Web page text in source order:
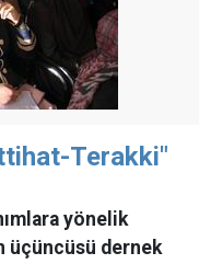
Terakki"
yönelik
üçüncüsü dernek